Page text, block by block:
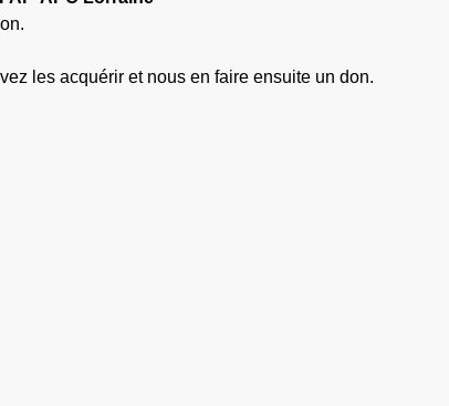
les acquérir et nous en faire ensuite un don.